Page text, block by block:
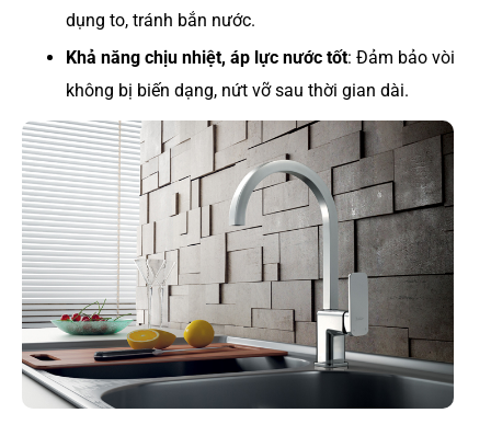
dụng to, tránh bắn nước.
Khả năng chịu nhiệt, áp lực nước tốt: Đảm bảo vòi
không bị biến dạng, nứt vỡ sau thời gian dài.